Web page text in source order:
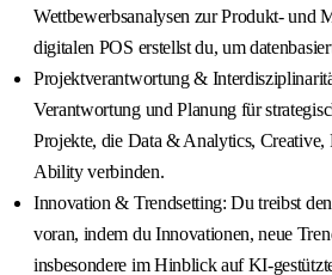
Wettbewerbsanalysen zur Produkt- und
digitalen POS erstellst du, um
Projektverantwortung &
Verantwortung und Planung für
Projekte, die Data & Analytics,
Ability verbinden.
Innovation & Trendsetting: Du treibst
voran, indem du Innovationen, neue
insbesondere im Hinblick auf KI-